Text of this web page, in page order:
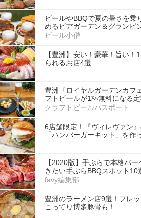
ビールやBBQで夏の暑さを乗
めるビアガーデン＆グランピ
ビール小僧
【豊洲】安い！豪華！旨い
られるお店4選
豊洲『ロイヤルガーデンカフ
フトビールが1杯無料になる
クラフトビールパスポート
6店舗限定！『ヴィレヴァン
「ハンバーガーキット」を作
【2020版】手ぶらで本格バ
きたい手ぶらBBQスポット10
favy編集部
豊洲のラーメン店9選！フレ
こってり博多豚骨も！